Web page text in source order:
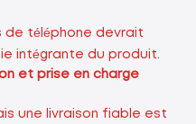
de téléphone devrait
intégrante du produit.
et prise en charge
une livraison fiable est